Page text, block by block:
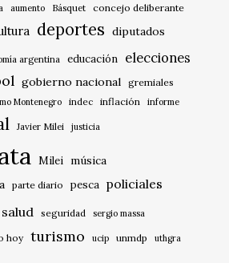
aumento Básquet concejo deliberante
deportes diputados
argentina educación elecciones
gobierno nacional gremiales
Montenegro indec inflación informe
Javier Milei justicia
Milei música
parte diario pesca policiales
salud seguridad sergio massa
hoy turismo ucip unmdp
uthgra